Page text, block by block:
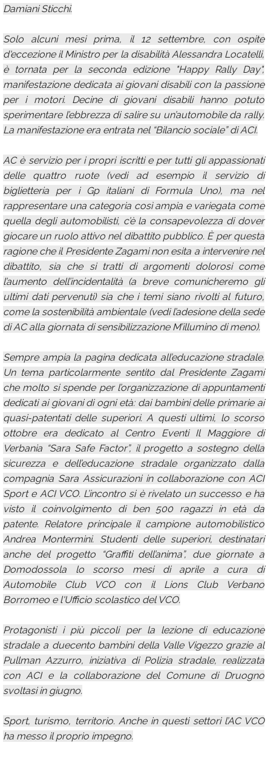
Damiani Sticchi.
Solo alcuni mesi prima, il 12 settembre, con ospite
d'eccezione il Ministro per la disabilità Alessandra Locatelli,
è tornata per la seconda edizione "Happy Rally Day",
manifestazione dedicata ai giovani disabili con la passione
per i motori. Decine di giovani disabili hanno potuto
sperimentare l’ebbrezza di salire su un’automobile da rally.
La manifestazione era entrata nel “Bilancio sociale” di ACI.
AC è servizio per i propri iscritti e per tutti gli appassionati
delle quattro ruote (vedi ad esempio il servizio di
biglietteria per i Gp italiani di Formula Uno), ma nel
rappresentare una categoria così ampia e variegata come
quella degli automobilisti, c’è la consapevolezza di dover
giocare un ruolo attivo nel dibattito pubblico. È per questa
ragione che il Presidente Zagami non esita a intervenire nel
dibattito, sia che si tratti di argomenti dolorosi come
l’aumento dell’incidentalità (a breve comunicheremo gli
ultimi dati pervenuti) sia che i temi siano rivolti al futuro,
come la sostenibilità ambientale (vedi l’adesione della sede
di AC alla giornata di sensibilizzazione M’illumino di meno).
Sempre ampia la pagina dedicata all’educazione stradale.
Un tema particolarmente sentito dal Presidente Zagami
che molto si spende per l’organizzazione di appuntamenti
dedicati ai giovani di ogni età: dai bambini delle primarie ai
quasi-patentati delle superiori. A questi ultimi, lo scorso
ottobre era dedicato al Centro Eventi Il Maggiore di
Verbania “Sara Safe Factor”, il progetto a sostegno della
sicurezza e dell’educazione stradale organizzato dalla
compagnia Sara Assicurazioni in collaborazione con ACI
Sport e ACI VCO. L’incontro si è rivelato un successo e ha
visto il coinvolgimento di ben 500 ragazzi in età da
patente. Relatore principale il campione automobilistico
Andrea Montermini. Studenti delle superiori, destinatari
anche del progetto “Graffiti dell’anima”, due giornate a
Domodossola lo scorso mesi di aprile a cura di
Automobile Club VCO con il Lions Club Verbano
Borromeo e l'Ufficio scolastico del VCO.
Protagonisti i più piccoli per la lezione di educazione
stradale a duecento bambini della Valle Vigezzo grazie al
Pullman Azzurro, iniziativa di Polizia stradale, realizzata
con ACI e la collaborazione del Comune di Druogno
svoltasi in giugno.
Sport, turismo, territorio. Anche in questi settori l’AC VCO
ha messo il proprio impegno.